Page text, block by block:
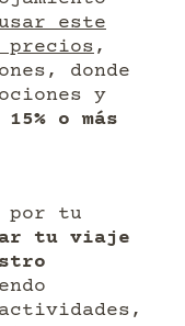
este
precios,
donde
y
o más
por tu
tu viaje